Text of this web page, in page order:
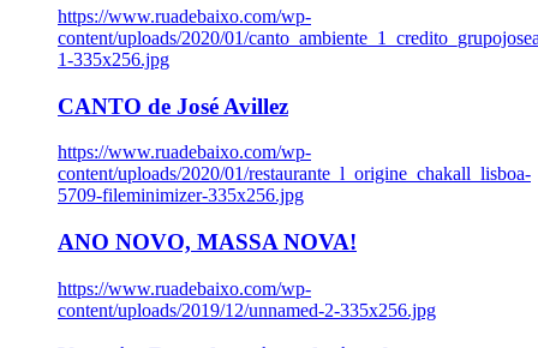
https://www.ruadebaixo.com/wp-
content/uploads/2020/01/
1-335x256.jpg
CANTO de José Avillez
https://www.ruadebaixo.com/wp-
content/uploads/2020/01/restaurante_l_origine_chakall_lisboa-
5709-fileminimizer-335x256.jpg
ANO NOVO, MASSA NOVA!
https://www.ruadebaixo.com/wp-
content/uploads/2019/12/unnamed-2-335x256.jpg